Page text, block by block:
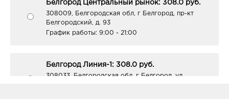
Белгород Центральный рынок: 308.0 руб.
308009, Белгородская обл, г Белгород, пр-кт
Белгородский, д. 93
График работы: 9:00 - 21:00
Белгород Линия-1: 308.0 руб.
308033, Белгородская обл, г Белгород, ул